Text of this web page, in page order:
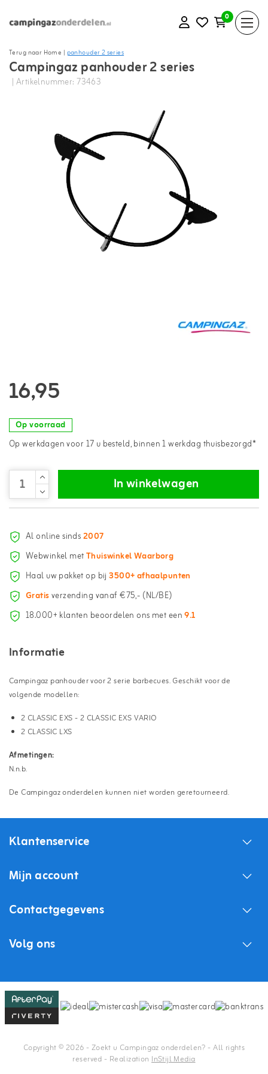
0
Terug naar Home | panhouder 2 series
Campingaz panhouder 2 series
| Artikelnummer: 73463
16,95
Op voorraad
Op werkdagen voor 17 u besteld, binnen 1 werkdag thuisbezorgd*
In winkelwagen
Al online sinds2007
Webwinkel metThuiswinkel Waarborg
Haal uw pakket op bij3500+ afhaalpunten
Gratisverzending vanaf €75,- (NL/BE)
18.000+ klanten beoordelen ons met een9.1
Informatie
Campingaz panhouder voor 2 serie barbecues. Geschikt voor de
volgende modellen:
2 CLASSIC EXS - 2 CLASSIC EXS VARIO
2 CLASSIC LXS
Afmetingen:
N.n.b.
De Campingaz onderdelen kunnen niet worden geretourneerd.
Klantenservice
Mijn account
Contactgegevens
Volg ons
Copyright © 2026 - Zoekt u Campingaz onderdelen? - All rights
reserved - RealizationInStijl Media